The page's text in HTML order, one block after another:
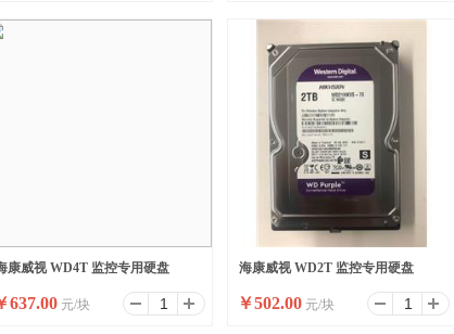
康威视 WD4T 监控专用硬盘
637.00 元/块
海康威视 WD2T 监控专用硬盘
￥502.00 元/块